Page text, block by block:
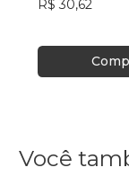
R$ 30,62
Você